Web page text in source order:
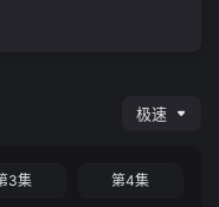
极速
3集 第4集